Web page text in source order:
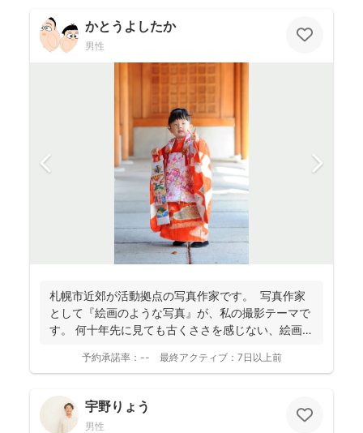
かとうよしたか
男性
札幌市近郊が活動拠点の写真作家です。 写真作家
として『絵画のような写真』が、私の撮影テーマで
す。 何十年先に見ても古くささを感じない、絵画の
予約承諾率： -- 最終アクティブ： 7日以上前
宇野りょう
男性